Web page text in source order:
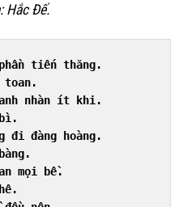
Hắc Đế.
phần tiến thăng.
toan.
nhàn ít khi.
đi đàng hoàng.
mọi bề.